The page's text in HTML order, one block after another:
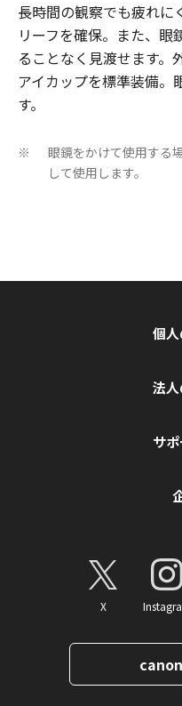
長時間の観察でも疲れ
リーフを確保。また、
ることなく見渡せます。
アイカップを標準装備。
す。
※
眼鏡をかけて使用する
して使用します。
個
法
サ
X